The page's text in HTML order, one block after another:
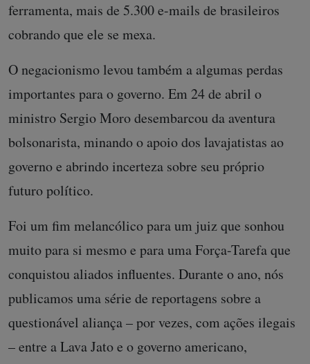
ferramenta, mais de 5.300 e-mails de brasileiros
cobrando que ele se mexa.
O negacionismo levou também a algumas perdas
importantes para o governo. Em 24 de abril o
ministro Sergio Moro desembarcou da aventura
bolsonarista, minando o apoio dos lavajatistas ao
governo e abrindo incerteza sobre seu próprio
futuro político.
Foi um fim melancólico para um juiz que sonhou
muito para si mesmo e para uma Força-Tarefa que
conquistou aliados influentes. Durante o ano, nós
publicamos uma série de reportagens sobre a
questionável aliança – por vezes, com ações ilegais
– entre a Lava Jato e o governo americano,